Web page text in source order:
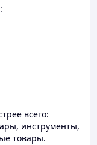
всего:
инструменты,
товары.